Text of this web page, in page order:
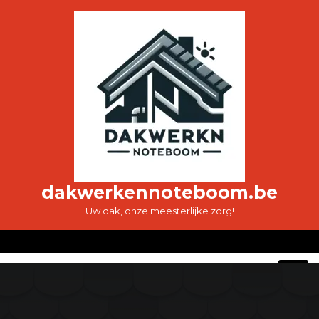
dakwerkennoteboom.be
Uw dak, onze meesterlijke zorg!